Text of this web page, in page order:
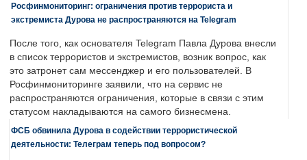
Росфинмониторинг: ограничения против террориста и
экстремиста Дурова не распространяются на Telegram
После того, как основателя Telegram Павла Дурова внесли
в список террористов и экстремистов, возник вопрос, как
это затронет сам мессенджер и его пользователей. В
Росфинмониторинге заявили, что на сервис не
распространяются ограничения, которые в связи с этим
статусом накладываются на самого бизнесмена.
ФСБ обвинила Дурова в содействии террористической
деятельности: Телеграм теперь под вопросом?